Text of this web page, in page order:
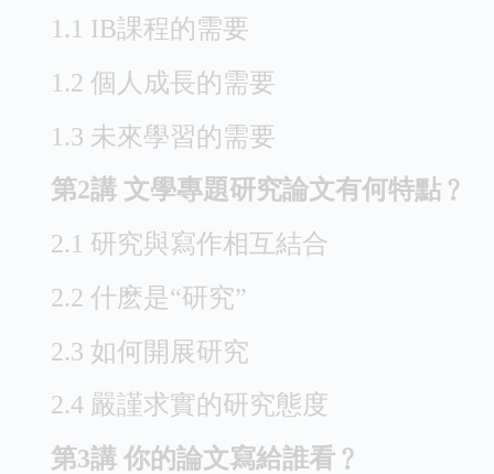
1.1 IB課程的需要
1.2 個人成長的需要
1.3 未來學習的需要
第2講 文學專題研究論文有何特點﹖
2.1 研究與寫作相互結合
2.2 什麽是“研究”
2.3 如何開展研究
2.4 嚴謹求實的研究態度
第3講 你的論文寫給誰看﹖